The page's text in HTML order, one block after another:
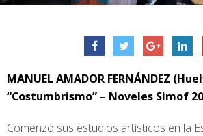
MANUEL AMADOR FERNÁNDEZ
“Costumbrismo” – Noveles Simof
Comenzó sus estudios artísticos en la